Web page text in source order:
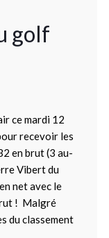
golf
ce mardi 12
recevoir les
en brut (3 au-
Vibert du
net avec le
! Malgré
du classement